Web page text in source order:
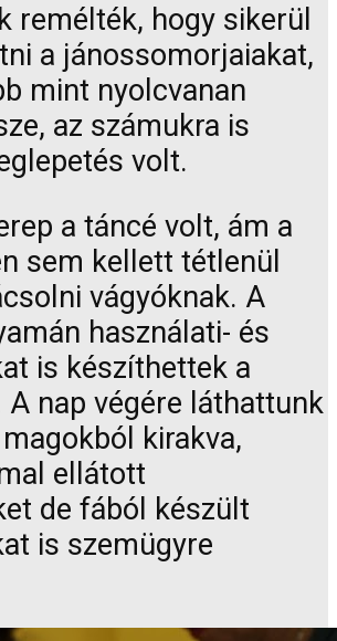
remélték, hogy sikerül
a jánossomorjaiakat,
mint nyolcvanan
az számukra is
volt.
a táncé volt, ám a
sem kellett tétlenül
vágyóknak. A
használati- és
is készíthettek a
A nap végére láthattunk
kirakva,
ellátott
de fából készült
is szemügyre